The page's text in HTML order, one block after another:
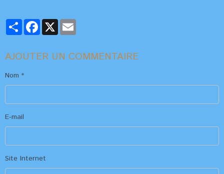
PartagerFacebook
X
AJOUTER UN COMMENTAIRE
Nom
E-mail
Site Internet